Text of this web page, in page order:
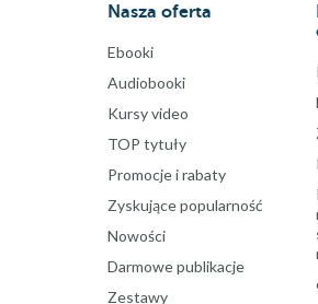
Nasza oferta
Ebooki
Audiobooki
Kursy video
TOP tytuły
Promocje i rabaty
Zyskujące popularność
Nowości
Darmowe publikacje
Zestawy